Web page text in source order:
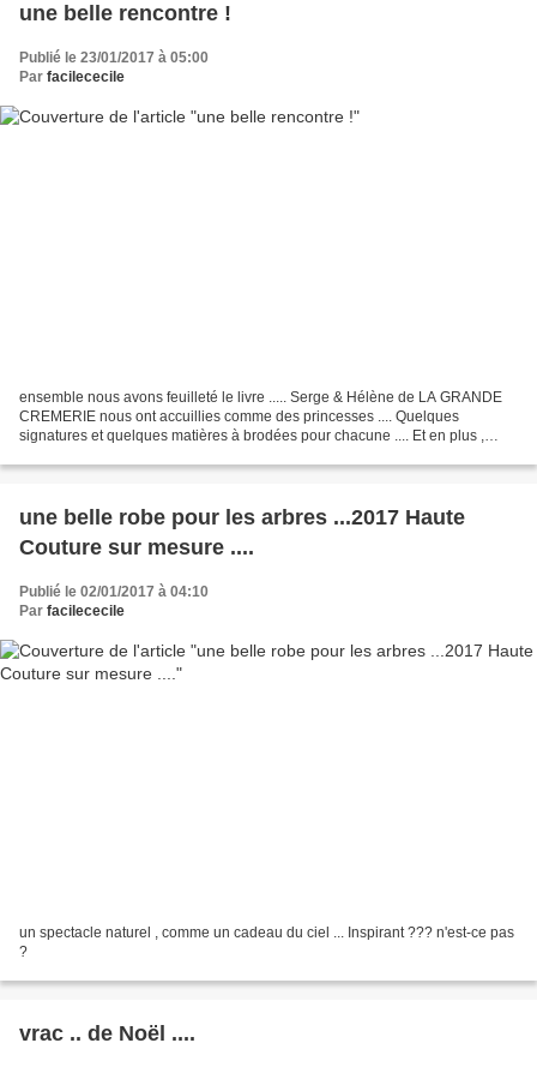
une belle rencontre !
Publié le 23/01/2017 à 05:00
Par facilececile
ensemble nous avons feuilleté le livre ..... Serge & Hélène de LA GRANDE
CREMERIE nous ont accuillies comme des princesses .... Quelques
signatures et quelques matières à brodées pour chacune .... Et en plus ,
une belle robe pour les arbres ...2017 Haute
Couture sur mesure ....
Publié le 02/01/2017 à 04:10
Par facilececile
un spectacle naturel , comme un cadeau du ciel ... Inspirant ??? n'est-ce pas
?
vrac .. de Noël ....